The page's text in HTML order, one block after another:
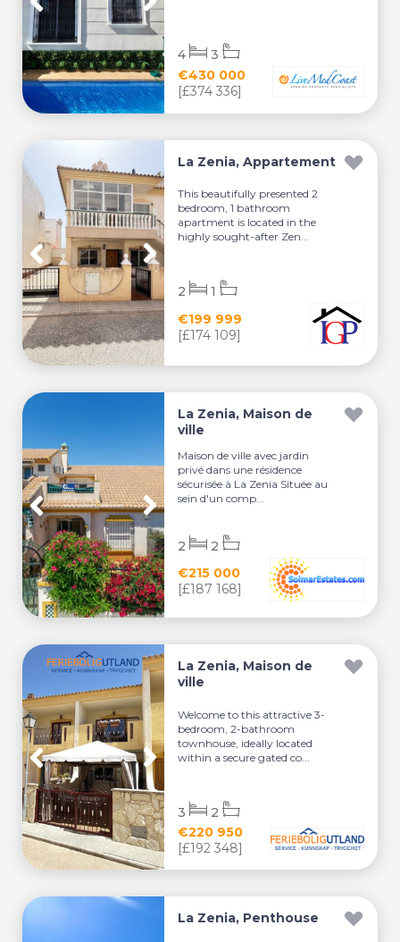
€430 000
[£374 336]
4 3
La Zenia, Appartement
This beautifully presented 2
bedroom, 1 bathroom
apartment is located in the
highly sought-after Zen...
€199 999
[£174 109]
2 1
La Zenia, Maison de
ville
Maison de ville avec jardin
privé dans une résidence
sécurisée à La Zenia Située au
sein d'un comp...
€215 000
[£187 168]
2 2
La Zenia, Maison de
ville
Welcome to this attractive 3-
bedroom, 2-bathroom
townhouse, ideally located
within a secure gated co...
€220 950
[£192 348]
3 2
La Zenia, Penthouse